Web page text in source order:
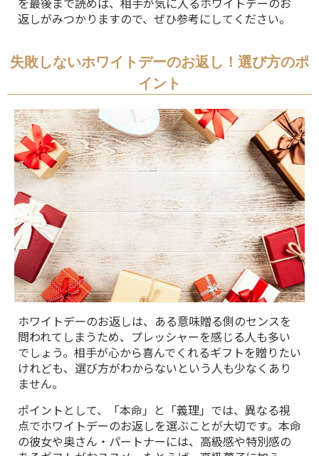
返しがみつかりますので、ぜひ参考にしてください。
失敗しないホワイトデーのお返し！選び方のポ
イント
ホワイトデーのお返しは、ある意味贈る側のセンスを
問われてしまうため、プレッシャーを感じる人も多い
でしょう。相手が心から喜んでくれるギフトを贈りたい
けれども、選び方がわからないという人も少なくあり
ません。
ポイントとして、「本命」と「義理」では、異なる視
点でホワイトデーのお返しを選ぶことが大切です。本命
の彼女や奥さん・パートナーには、高級感や特別感の